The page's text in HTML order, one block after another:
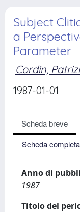
Subject
a
Parameter
Cordin,
1987-01-01
Scheda breve
Scheda
Anno di
1987
Titolo del